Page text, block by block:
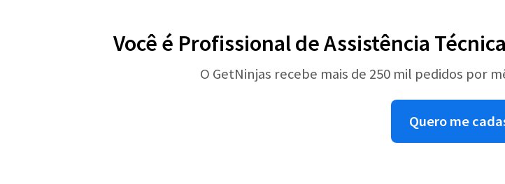
Você é Profissional de Assistência
O GetNinjas recebe mais de 250 mil pedidos por
Quero me